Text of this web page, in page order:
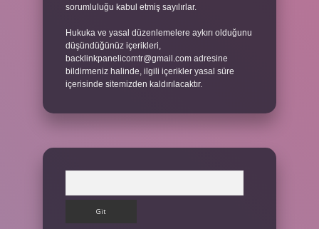
sorumluluğu kabul etmiş sayılırlar.
Hukuka ve yasal düzenlemelere aykırı olduğunu
düşündüğünüz içerikleri,
backlinkpanelicomtr@gmail.com adresine
bildirmeniz halinde, ilgili içerikler yasal süre
içerisinde sitemizden kaldırılacaktır.